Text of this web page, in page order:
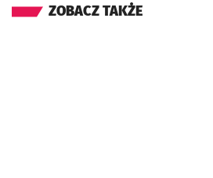
ZOBACZ TAKŻE